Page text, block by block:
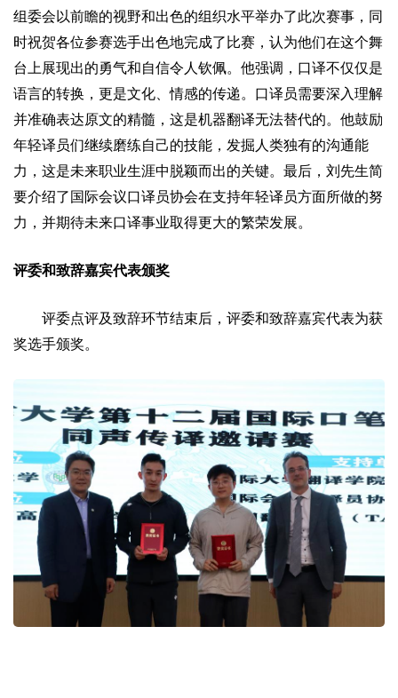
组委会以前瞻的视野和出色的组织水平举办了此次赛事，同
时祝贺各位参赛选手出色地完成了比赛，认为他们在这个舞
台上展现出的勇气和自信令人钦佩。他强调，口译不仅仅是
语言的转换，更是文化、情感的传递。口译员需要深入理解
并准确表达原文的精髓，这是机器翻译无法替代的。他鼓励
年轻译员们继续磨练自己的技能，发掘人类独有的沟通能
力，这是未来职业生涯中脱颖而出的关键。最后，刘先生简
要介绍了国际会议口译员协会在支持年轻译员方面所做的努
力，并期待未来口译事业取得更大的繁荣发展。
评委和致辞嘉宾代表颁奖
评委点评及致辞环节结束后，评委和致辞嘉宾代表为获
奖选手颁奖。